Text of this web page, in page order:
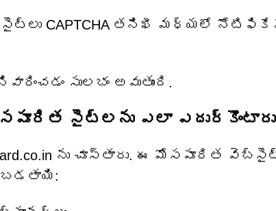
CAPTCHA తనిఖీ మధ్యలో
సులభం అవుతుంది.
సైట్‌లను ఎలా ఎదుర్కొంటారు
ను చూస్తారు. ఈ మోసపూరిత